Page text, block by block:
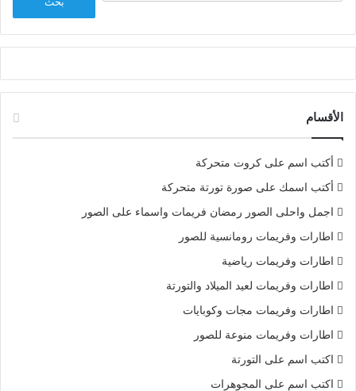
الأقسام
أكتب اسم على كروت متحركة
أكتب اسمك على صورة تورتة متحركة
اجمل واحلى الصور رمضان فريمات واسماء على الصور
اطارات وفريمات رومانسية للصور
اطارات وفريمات رياضية
اطارات وفريمات لعيد الميلاد والتورتة
اطارات وفريمات مجات وكوبايات
اطارات وفريمات منوعة للصور
اكتب اسم على التورتة
اكتب اسم على المجوهرات